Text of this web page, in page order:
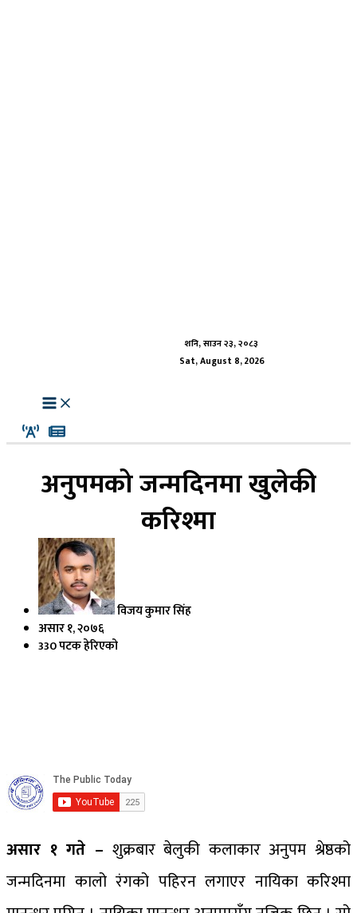
शनि, साउन २३, २०८३
Sat, August 8, 2026
अनुपमको जन्मदिनमा खुलेकी
करिश्मा
विजय कुमार सिंह
असार १, २०७६
330 पटक हेरिएको
असार १ गते – शुक्रबार बेलुकी कलाकार अनुपम श्रेष्ठको
जन्मदिनमा कालो रंगको पहिरन लगाएर नायिका करिश्मा